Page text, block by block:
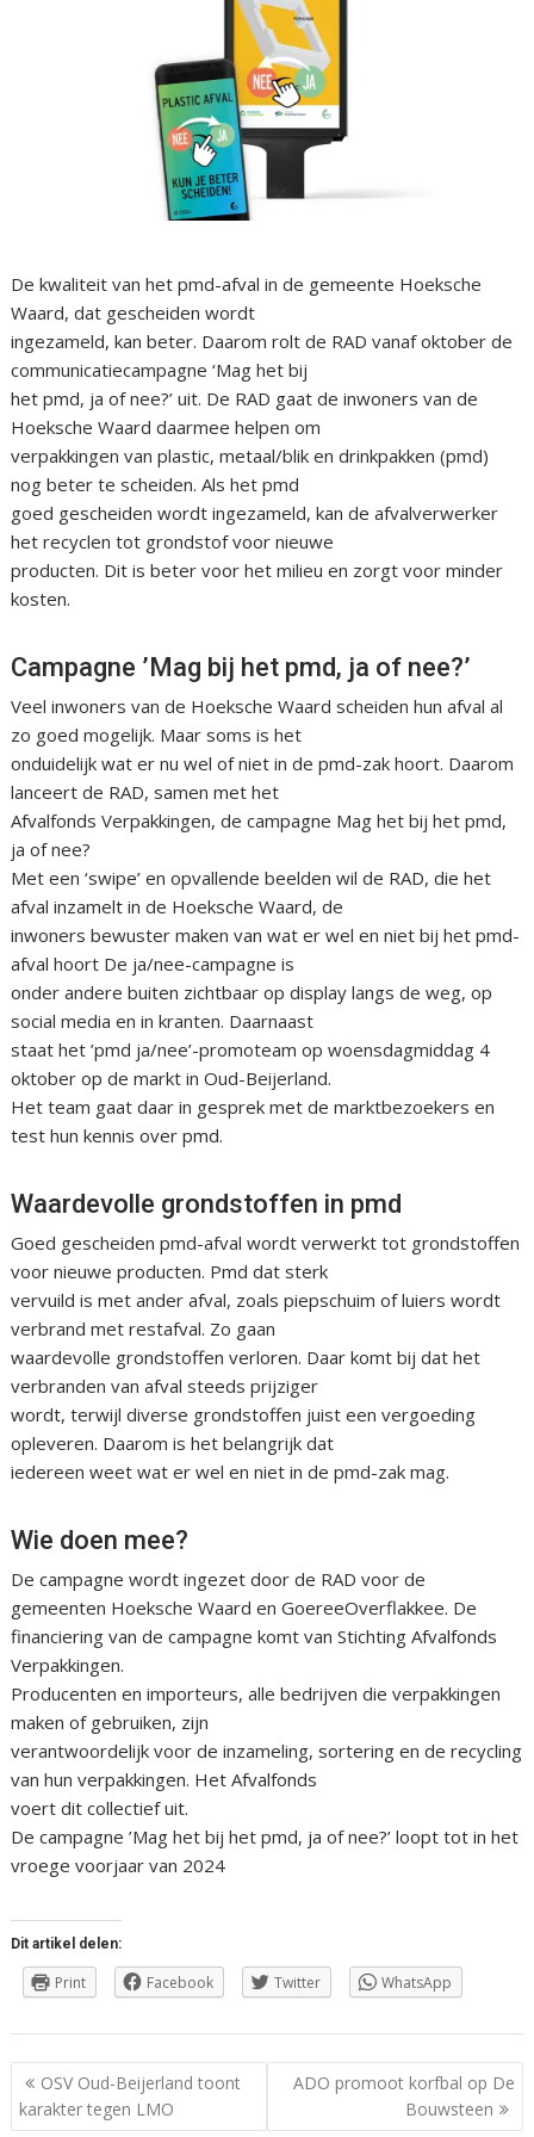
De kwaliteit van het pmd-afval in de gemeente Hoeksche
Waard, dat gescheiden wordt
ingezameld, kan beter. Daarom rolt de RAD vanaf oktober de
communicatiecampagne ‘Mag het bij
het pmd, ja of nee?’ uit. De RAD gaat de inwoners van de
Hoeksche Waard daarmee helpen om
verpakkingen van plastic, metaal/blik en drinkpakken (pmd)
nog beter te scheiden. Als het pmd
goed gescheiden wordt ingezameld, kan de afvalverwerker
het recyclen tot grondstof voor nieuwe
producten. Dit is beter voor het milieu en zorgt voor minder
kosten.
Campagne ’Mag bij het pmd, ja of nee?’
Veel inwoners van de Hoeksche Waard scheiden hun afval al
zo goed mogelijk. Maar soms is het
onduidelijk wat er nu wel of niet in de pmd-zak hoort. Daarom
lanceert de RAD, samen met het
Afvalfonds Verpakkingen, de campagne Mag het bij het pmd,
ja of nee?
Met een ‘swipe’ en opvallende beelden wil de RAD, die het
afval inzamelt in de Hoeksche Waard, de
inwoners bewuster maken van wat er wel en niet bij het pmd-
afval hoort De ja/nee-campagne is
onder andere buiten zichtbaar op display langs de weg, op
social media en in kranten. Daarnaast
staat het ’pmd ja/nee’-promoteam op woensdagmiddag 4
oktober op de markt in Oud-Beijerland.
Het team gaat daar in gesprek met de marktbezoekers en
test hun kennis over pmd.
Waardevolle grondstoffen in pmd
Goed gescheiden pmd-afval wordt verwerkt tot grondstoffen
voor nieuwe producten. Pmd dat sterk
vervuild is met ander afval, zoals piepschuim of luiers wordt
verbrand met restafval. Zo gaan
waardevolle grondstoffen verloren. Daar komt bij dat het
verbranden van afval steeds prijziger
wordt, terwijl diverse grondstoffen juist een vergoeding
opleveren. Daarom is het belangrijk dat
iedereen weet wat er wel en niet in de pmd-zak mag.
Wie doen mee?
De campagne wordt ingezet door de RAD voor de
gemeenten Hoeksche Waard en GoereeOverflakkee. De
financiering van de campagne komt van Stichting Afvalfonds
Verpakkingen.
Producenten en importeurs, alle bedrijven die verpakkingen
maken of gebruiken, zijn
verantwoordelijk voor de inzameling, sortering en de recycling
van hun verpakkingen. Het Afvalfonds
voert dit collectief uit.
De campagne ’Mag het bij het pmd, ja of nee?’ loopt tot in het
vroege voorjaar van 2024
Dit artikel delen:
Print Facebook Twitter WhatsApp
Berichtnavigatie
OSV Oud-Beijerland toont
karakter tegen LMO
ADO promoot korfbal op De
Bouwsteen